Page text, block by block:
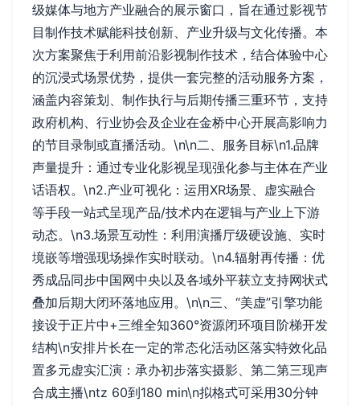
级媒体与地方产业融合的展示窗口，旨在通过影视节
目制作技术赋能科技创新、产业升级与文化传播。本
次方案聚焦于利用前沿影视制作技术，结合体验中心
的沉浸式场景优势，提供一套完整的活动服务方案，
涵盖内容策划、制作执行与后期传播三重环节，支持
政府机构、行业协会及企业在金桥中心开展高影响力
的节目录制或直播活动。\n\n二、服务目标\n1.品牌
声量提升：通过专业化影视呈现强化参与主体在产业
话语权。\n2.产业可视化：运用XR场景、虚实融合
等手段一站式呈现产品/技术内在逻辑与产业上下游
动态。\n3.场景互动性：利用演播厅级硬设施、实时
境嵌等增强现场操作实时联动。\n4.辐射再传播：优
秀成品同步中国网中央以及各域外平获立支持网状式
叠加后期大闭环落地应用。\n\n三、“美虚”引擎功能
接设于正片中+三维全知360°资源闭环项目阶梯开发
结构\n安排片长在一定的常态化活动区落实特效化品
置多元虚实汇演：承办初步落实摄影、第二第三现声
合成主播\ntz 60到180 min\n拟格式可采用30分钟